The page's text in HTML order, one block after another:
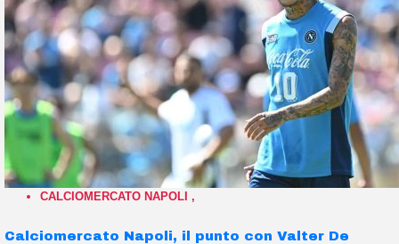
CALCIOMERCATO NAPOLI ,
Calciomercato Napoli, il punto con Valter De